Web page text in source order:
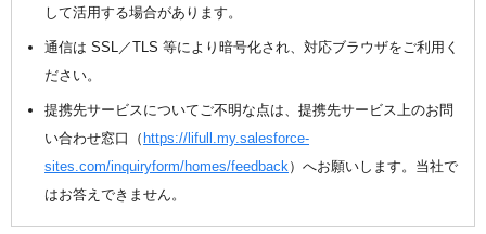
して活用する場合があります。
通信は SSL／TLS 等により暗号化され、対応ブラウザをご利用く
ださい。
提携先サービスについてご不明な点は、提携先サービス上のお問
い合わせ窓口（ https://lifull.my.salesforce-
sites.com/inquiryform/homes/feedback）へお願いします。当社で
はお答えできません。